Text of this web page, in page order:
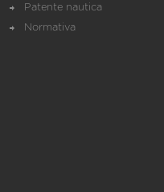
Patente nautica
Normativa